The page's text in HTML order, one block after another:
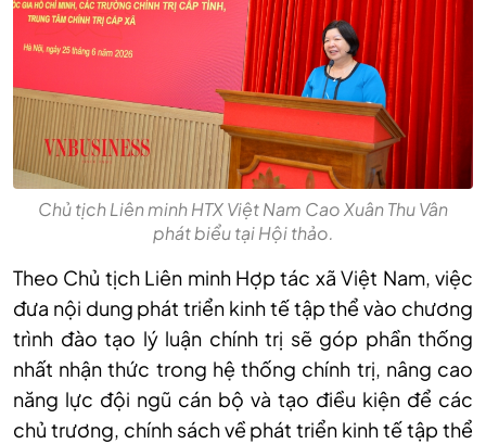
Chủ tịch Liên minh HTX Việt Nam Cao Xuân Thu Vân
phát biểu tại Hội thảo.
Theo Chủ tịch Liên minh Hợp tác xã Việt Nam, việc
đưa nội dung phát triển kinh tế tập thể vào chương
trình đào tạo lý luận chính trị sẽ góp phần thống
nhất nhận thức trong hệ thống chính trị, nâng cao
năng lực đội ngũ cán bộ và tạo điều kiện để các
chủ trương, chính sách về phát triển kinh tế tập thể